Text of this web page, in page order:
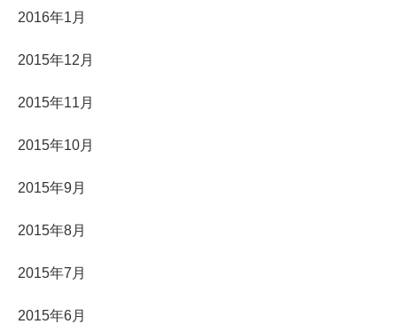
2016年1月
2015年12月
2015年11月
2015年10月
2015年9月
2015年8月
2015年7月
2015年6月